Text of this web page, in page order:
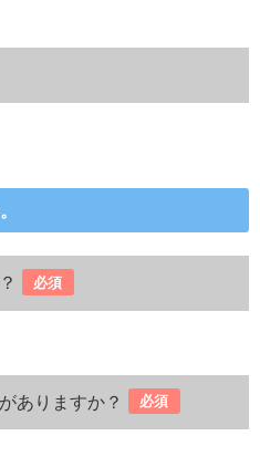
必須
ありますか？ 必須